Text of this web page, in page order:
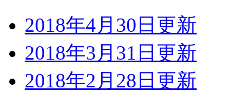
2018年4月30日更新
2018年3月31日更新
2018年2月28日更新